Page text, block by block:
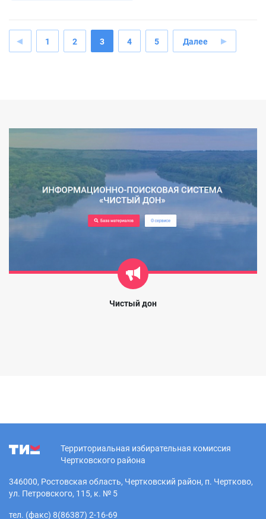
1 2 3 4 5 Далее
Чистый дон
Территориальная избирательная комиссия
Чертковского района
346000, Ростовская область, Чертковский район, п. Чертково,
ул. Петровского, 115, к. № 5
тел. (факс) 8(86387) 2-16-69